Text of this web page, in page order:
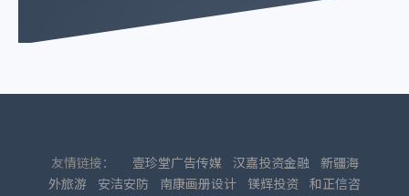
友情链接： 壹珍堂广告传媒 汉嘉投资金融
新疆海
外旅游
安洁安防 南康画册设计 镁辉投资 和正信咨